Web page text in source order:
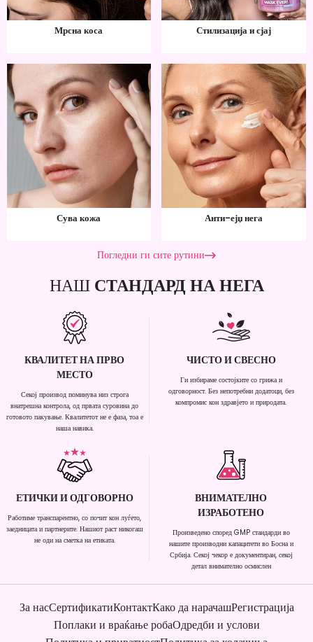
Мрсна коса Стилизација и сјај
Сува кожа Анти-ејџ нега
Погледни ги сите рутини
НАШ СТАНДАРД НА НЕГА
КВАЛИТЕТ НА ПРВО
МЕСТО
Секој производ поминува низ строга
внатрешна контрола, од првата суровина до
готовото пакување. Квалитетот не е фаза, тоа е
наша навика.
ЧИСТО И СВЕСНО
Ги избираме состојките со грижа и
одговорност. Без непотребни додатоци, без
компромис кон здравјето и природата.
ЕТИЧКИ И ОДГОВОРНО
Работиме транспарентно, со почит кон луѓето,
заедницата и партнерите. Нашиот раст никогаш
не оди на сметка на етиката.
ВНИМАТЕЛНО
ИЗРАБОТЕНО
Произведено според GMP стандарди во
нашите производни капацитети во Босна и
Србија. Секој чекор е документиран, секој
детал внимателно осмислен
За насСертификатиКонтактКако да нарачашРегистрација
Поплаки и враќање робаОдредби и услови